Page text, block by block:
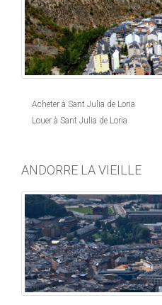
Acheter à Sant Julia de Loria
Louer à Sant Julia de Loria
ANDORRE LA VIEILLE